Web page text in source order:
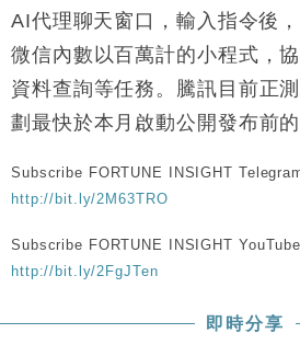
12:30
財經｜香港7月PMI回落至51
手
11:40
財經｜黑石傳再籌逾360億
Google晶片
10:57
財經｜美商務部擬擴大金屬
18:15
本地｜新世界K11 9月升級
定高消費客群
17:40
財經｜本港6月零售額連升
最強
50%
AI代理聊天窗口，輸入指令後
微信內數以百萬計的小程式，
資料查詢等任務。騰訊目前正
劃最快於本月啟動公開發布前的
Subscribe FORTUNE INSIGHT
http://bit.ly/2M63TRO
Subscribe FORTUNE INSIGHT
http://bit.ly/2FgJTen
即時分享